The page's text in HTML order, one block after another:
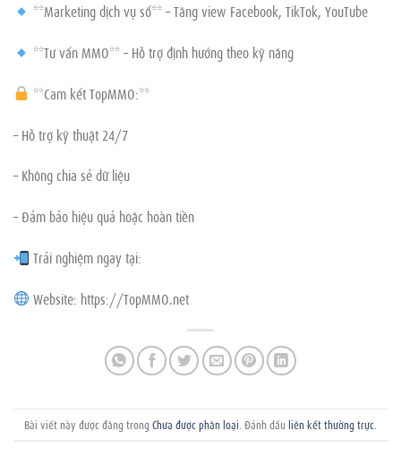
**Marketing dịch vụ số** – Tăng view Facebook, TikTok, YouTube
**Tư vấn MMO** – Hỗ trợ định hướng theo kỹ năng
**Cam kết TopMMO:**
– Hỗ trợ kỹ thuật 24/7
– Không chia sẻ dữ liệu
– Đảm bảo hiệu quả hoặc hoàn tiền
Trải nghiệm ngay tại:
Website: https://TopMMO.net
Bài viết này được đăng trong Chưa được phân loại . Đánh dấu liên kết thường trực